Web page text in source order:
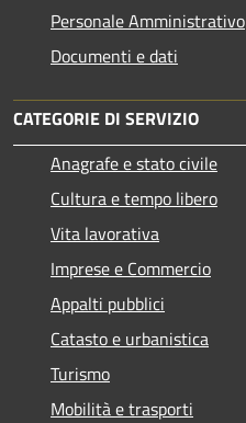
Personale Amministrativo
Documenti e dati
CATEGORIE DI SERVIZIO
Anagrafe e stato civile
Cultura e tempo libero
Vita lavorativa
Imprese e Commercio
Appalti pubblici
Catasto e urbanistica
Turismo
Mobilità e trasporti